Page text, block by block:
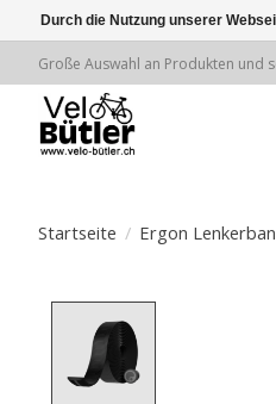
Große Auswahl an Produkten und
Startseite / Ergon
Durch die Nutzung unserer